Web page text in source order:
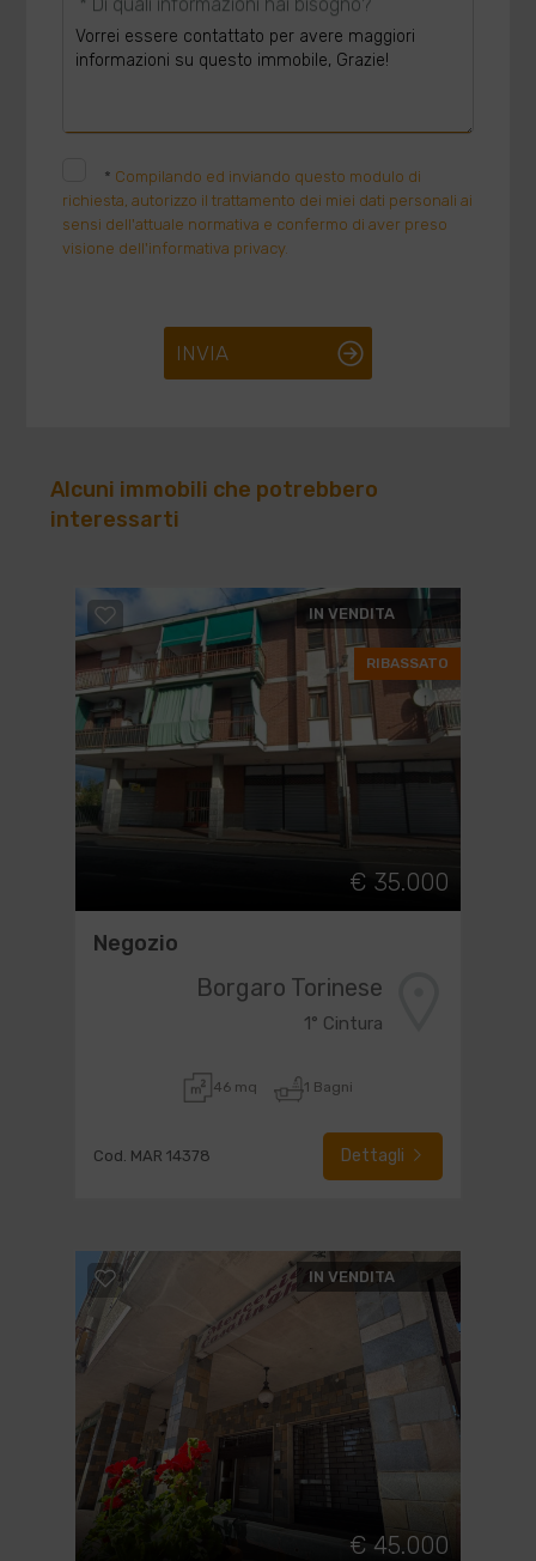
* Compilando ed inviando questo modulo di
richiesta, autorizzo il trattamento dei miei dati personali ai
sensi dell'attuale normativa e confermo di aver preso
visione dell'informativa privacy.
INVIA
Alcuni immobili che potrebbero
interessarti
IN VENDITA
RIBASSATO
€ 35.000
Negozio
Borgaro Torinese
1° Cintura
46 mq 1 Bagni
Cod. MAR 14378 Dettagli
IN VENDITA
€ 45.000